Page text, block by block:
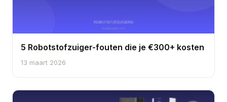
5 Robotstofzuiger-fouten die je €300+ kosten
13 maart 2026